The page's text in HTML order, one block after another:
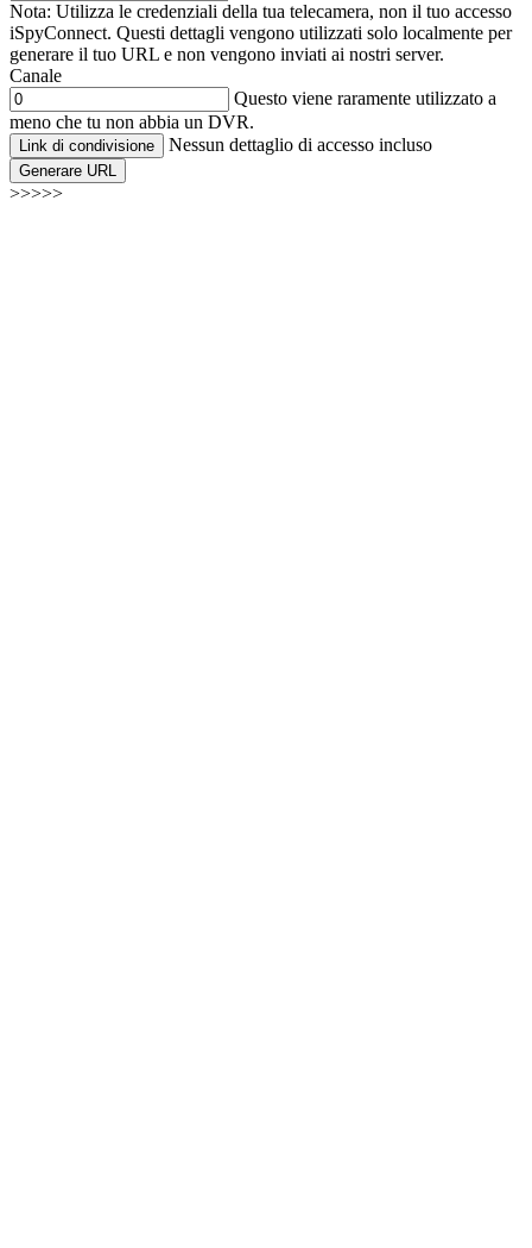
Nota: Utilizza le credenziali della tua telecamera, non il tuo accesso
iSpyConnect. Questi dettagli vengono utilizzati solo localmente per
generare il tuo URL e non vengono inviati ai nostri server.
Canale
Questo viene raramente utilizzato a
meno che tu non abbia un DVR.
Link di condivisione Nessun dettaglio di accesso incluso
Generare URL
>>>>>